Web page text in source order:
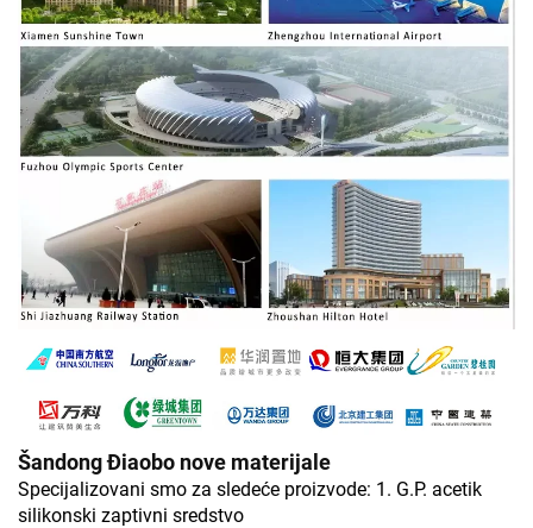
Šandong Điaobo nove materijale
Specijalizovani smo za sledeće proizvode: 1. G.P. acetik
silikonski zaptivni sredstvo